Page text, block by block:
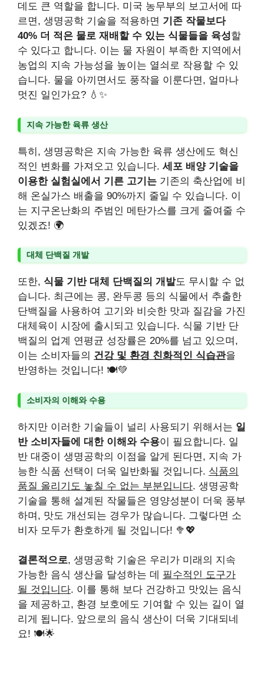
데도 큰 역할을 합니다. 미국 농무부의 보고서에 따
르면, 생명공학 기술을 적용하면 기존 작물보다
40% 더 적은 물로 재배할 수 있는 식물들을 육성할
수 있다고 합니다. 이는 물 자원이 부족한 지역에서
농업의 지속 가능성을 높이는 열쇠로 작용할 수 있
습니다. 물을 아끼면서도 풍작을 이룬다면, 얼마나
멋진 일인가요? 💧✨
지속 가능한 육류 생산
특히, 생명공학은 지속 가능한 육류 생산에도 혁신
적인 변화를 가져오고 있습니다. 세포 배양 기술을
이용한 실험실에서 기른 고기는 기존의 축산업에 비
해 온실가스 배출을 90%까지 줄일 수 있습니다. 이
는 지구온난화의 주범인 메탄가스를 크게 줄여줄 수
있겠죠! 🌍
대체 단백질 개발
또한, 식물 기반 대체 단백질의 개발도 무시할 수 없
습니다. 최근에는 콩, 완두콩 등의 식물에서 추출한
단백질을 사용하여 고기와 비슷한 맛과 질감을 가진
대체육이 시장에 출시되고 있습니다. 식물 기반 단
백질의 업계 연평균 성장률은 20%를 넘고 있으며,
이는 소비자들의 건강 및 환경 친화적인 식습관을
반영하는 것입니다! 🍽️💚
소비자의 이해와 수용
하지만 이러한 기술들이 널리 사용되기 위해서는 일
반 소비자들에 대한 이해와 수용이 필요합니다. 일
반 대중이 생명공학의 이점을 알게 된다면, 지속 가
능한 식품 선택이 더욱 일반화될 것입니다. 식품의
품질 올리기도 놓칠 수 없는 부분입니다. 생명공학
기술을 통해 설계된 작물들은 영양성분이 더욱 풍부
하며, 맛도 개선되는 경우가 많습니다. 그렇다면 소
비자 모두가 환호하게 될 것입니다! 🥦💖
결론적으로, 생명공학 기술은 우리가 미래의 지속
가능한 음식 생산을 달성하는 데 필수적인 도구가
될 것입니다. 이를 통해 보다 건강하고 맛있는 음식
을 제공하고, 환경 보호에도 기여할 수 있는 길이 열
리게 됩니다. 앞으로의 음식 생산이 더욱 기대되네
요! 🍽️🌟